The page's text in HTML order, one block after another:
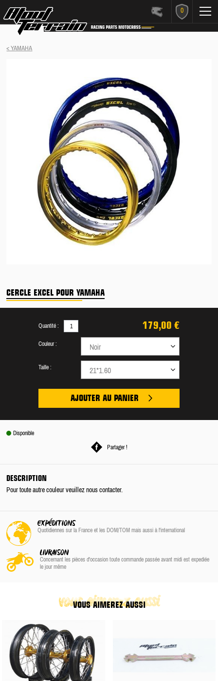
0
< YAMAHA
CERCLE EXCEL POUR YAMAHA
179,00 €
Quantité :
Couleur : Noir
Taille : 21*1.60
AJOUTER AU PANIER
Disponible
Partager !
DESCRIPTION
Pour toute autre couleur veuillez nous contacter.
EXPÉDITIONS
Quotidiennes sur la Franceet les DOM/TOM mais aussi à l'international
LIVRAISON
Concernant les pièces d'occasion toute commande passée avant midi est expediée
le jour même
VOUS AIMEREZ AUSSI
vous aimerez aussi